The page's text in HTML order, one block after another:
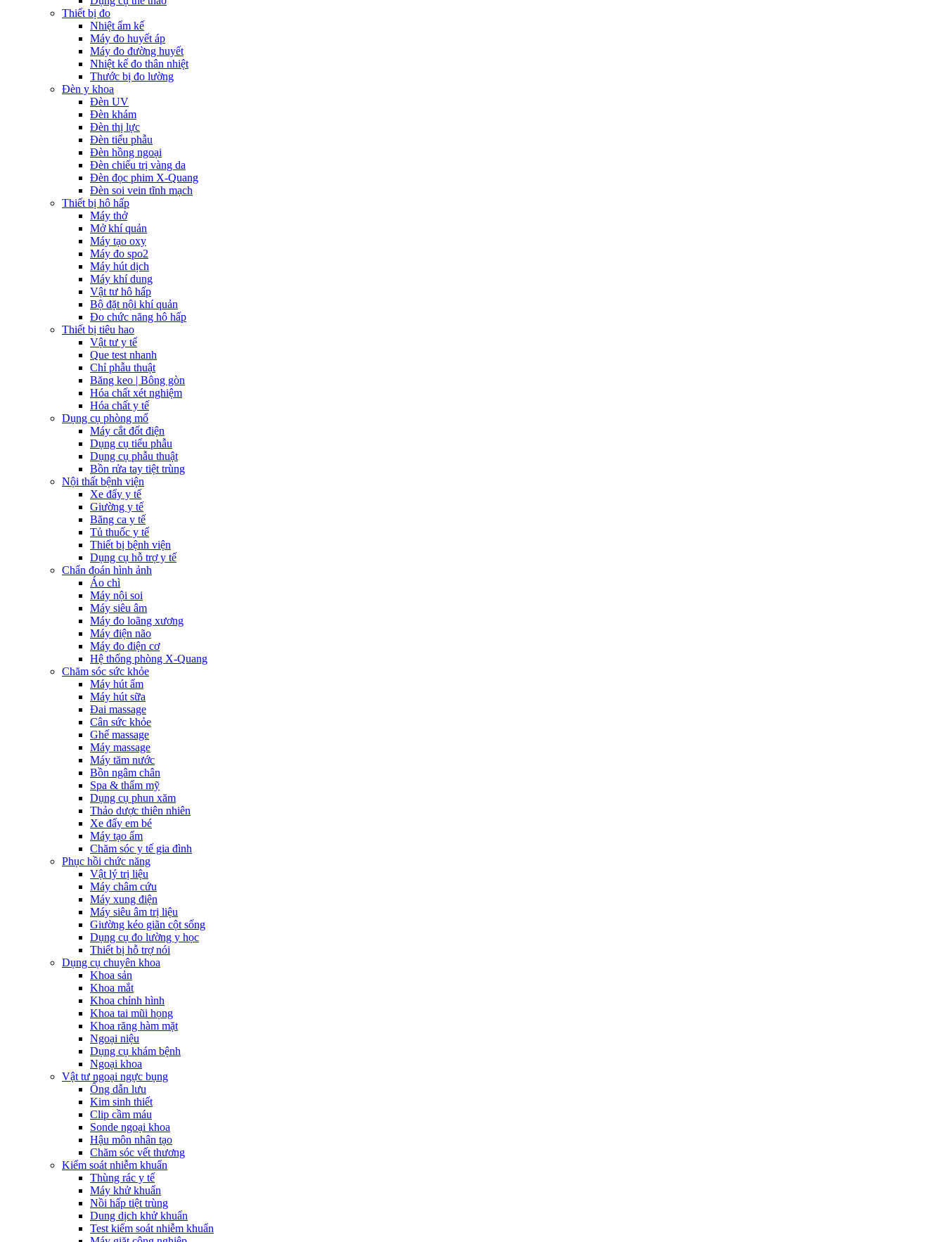
Thiết bị đo
Nhiệt ẩm kế
Máy đo huyết áp
Máy đo đường huyết
Nhiệt kế đo thân nhiệt
Thước bị đo lường
Đèn y khoa
Đèn UV
Đèn khám
Đèn thị lực
Đèn tiểu phẫu
Đèn hồng ngoại
Đèn chiếu trị vàng da
Đèn đọc phim X-Quang
Đèn soi vein tĩnh mạch
Thiết bị hô hấp
Máy thở
Mở khí quản
Máy tạo oxy
Máy đo spo2
Máy hút dịch
Máy khí dung
Vật tư hô hấp
Bộ đặt nội khí quản
Đo chức năng hô hấp
Thiết bị tiêu hao
Vật tư y tế
Que test nhanh
Chỉ phẫu thuật
Băng keo | Bông gòn
Hóa chất xét nghiệm
Hóa chất y tế
Dụng cụ phòng mổ
Máy cắt đốt điện
Dụng cụ tiểu phẫu
Dụng cụ phẫu thuật
Bồn rửa tay tiệt trùng
Nội thất bệnh viện
Xe đẩy y tế
Giường y tế
Băng ca y tế
Tủ thuốc y tế
Thiết bị bệnh viện
Dụng cụ hỗ trợ y tế
Chẩn đoán hình ảnh
Áo chì
Máy nội soi
Máy siêu âm
Máy đo loãng xương
Máy điện não
Máy đo điện cơ
Hệ thống phòng X-Quang
Chăm sóc sức khỏe
Máy hút ẩm
Máy hút sữa
Đai massage
Cân sức khỏe
Ghế massage
Máy massage
Máy tăm nước
Bồn ngâm chân
Spa & thẩm mỹ
Dụng cụ phun xăm
Thảo dược thiên nhiên
Xe đẩy em bé
Máy tạo ẩm
Chăm sóc y tế gia đình
Phục hồi chức năng
Vật lý trị liệu
Máy châm cứu
Máy xung điện
Máy siêu âm trị liệu
Giường kéo giãn cột sống
Dụng cụ đo lường y học
Thiết bị hỗ trợ nói
Dụng cụ chuyên khoa
Khoa sản
Khoa mắt
Khoa chỉnh hình
Khoa tai mũi họng
Khoa răng hàm mặt
Ngoại niệu
Dụng cụ khám bệnh
Ngoại khoa
Vật tư ngoại ngực bụng
Ống dẫn lưu
Kim sinh thiết
Clip cầm máu
Sonde ngoại khoa
Hậu môn nhân tạo
Chăm sóc vết thương
Kiểm soát nhiễm khuẩn
Thùng rác y tế
Máy khử khuẩn
Nồi hấp tiệt trùng
Dung dịch khử khuẩn
Test kiểm soát nhiễm khuẩn